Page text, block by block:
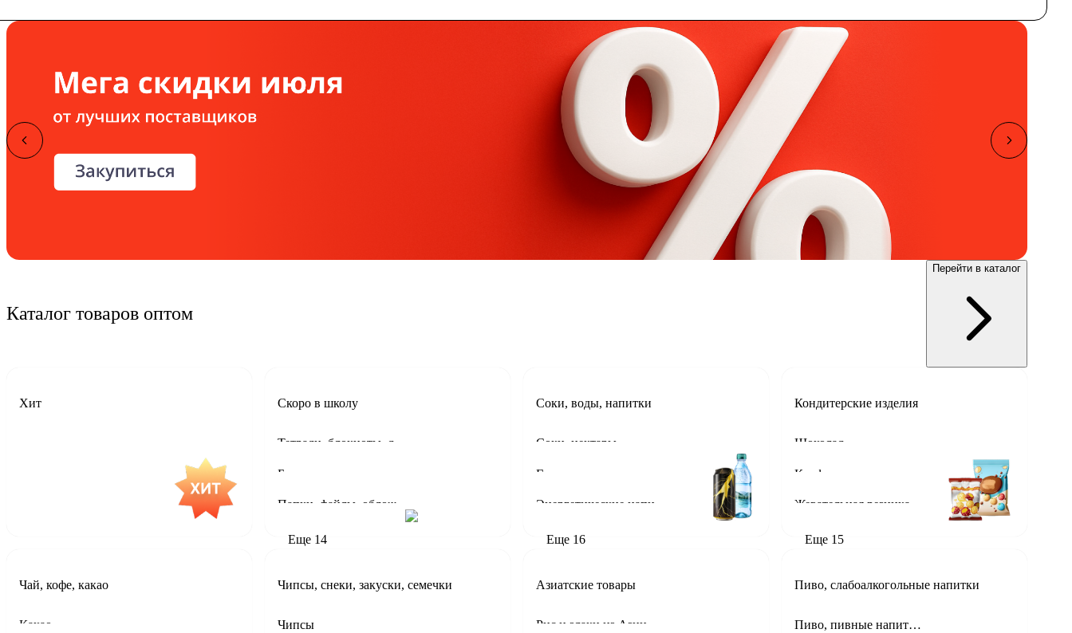
Каталог товаров оптом
Перейти в каталог
Хит Скоро в школу
Бумага, стикеры
Еще 14
Соки, воды, напитки
Соки, нектары
Еще 16
Кондитерские изделия
Шоколад
Жевательная резинка
Еще 15
Чай, кофе, какао
Какао
Чипсы, снеки, закуски, семечки
Чипсы
Азиатские товары
Рис и злаки из Азии
Пиво, слабоалкогольные напитки
Пиво, пивные напитки Россия